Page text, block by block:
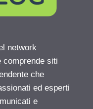
network
comprende siti
che
ed esperti
e